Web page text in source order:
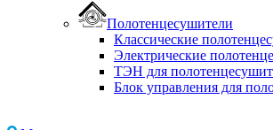
Полотенцесушители
Классические
Электрические
ТЭН для
Блок управления для